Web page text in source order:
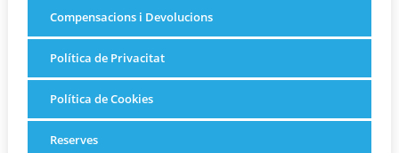
Compensacions i Devolucions
Política de Privacitat
Política de Cookies
Reserves